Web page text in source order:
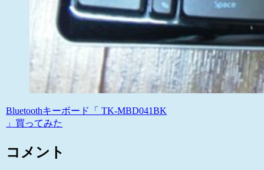
Bluetoothキーボード「 TK-MBD041BK
」買ってみた
コメント